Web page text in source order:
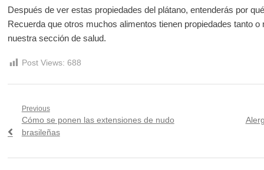
Después de ver estas propiedades del plátano, entenderás por
Recuerda que otros muchos alimentos tienen propiedades tanto
nuestra sección de salud.
Post Views: 688
Navegación
de
entradas
Previous
Previous
post:
Cómo se ponen las extensiones de nudo
brasileñas
Next